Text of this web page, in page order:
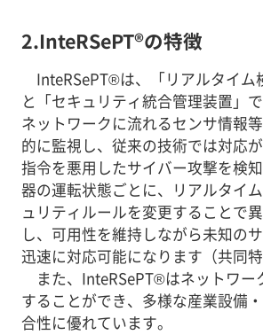
2.InteRSePT®の特徴
InteRSePT®は、「リアルタイム
と「セキュリティ統合管理装置」で
ネットワークに流れるセンサ情報
的に監視し、従来の技術では対応
指令を悪用したサイバー攻撃を検
器の運転状態ごとに、リアルタイ
ュリティルールを変更することで
し、可用性を維持しながら未知の
迅速に対応可能になります（共同特
また、InteRSePT®はネットワー
することができ、多様な産業設備
合性に優れています。